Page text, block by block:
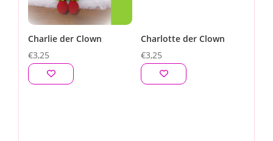
Charlie der Clown
€3,25
Charlotte der Clown
€3,25